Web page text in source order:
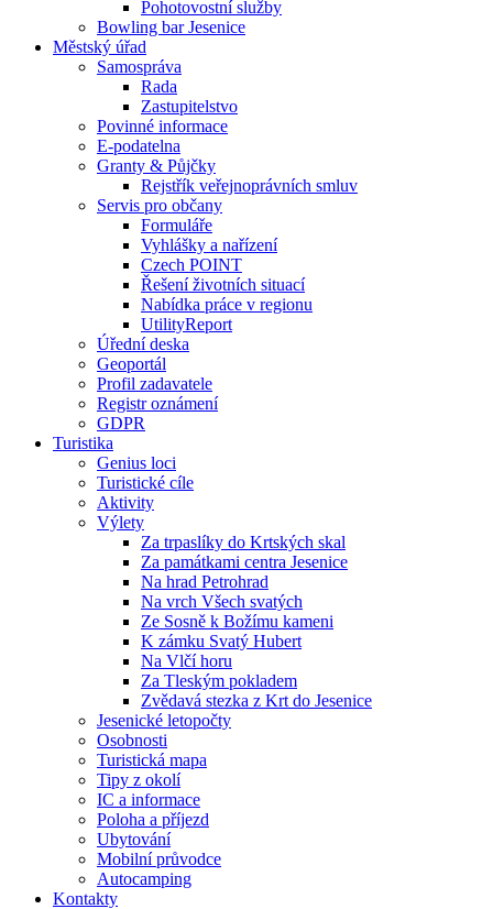
Pohotovostní služby
Bowling bar Jesenice
Městský úřad
Samospráva
Rada
Zastupitelstvo
Povinné informace
E-podatelna
Granty & Půjčky
Rejstřík veřejnoprávních smluv
Servis pro občany
Formuláře
Vyhlášky a nařízení
Czech POINT
Řešení životních situací
Nabídka práce v regionu
UtilityReport
Úřední deska
Geoportál
Profil zadavatele
Registr oznámení
GDPR
Turistika
Genius loci
Turistické cíle
Aktivity
Výlety
Za trpaslíky do Krtských skal
Za památkami centra Jesenice
Na hrad Petrohrad
Na vrch Všech svatých
Ze Sosně k Božímu kameni
K zámku Svatý Hubert
Na Vlčí horu
Za Tleským pokladem
Zvědavá stezka z Krt do Jesenice
Jesenické letopočty
Osobnosti
Turistická mapa
Tipy z okolí
IC a informace
Poloha a příjezd
Ubytování
Mobilní průvodce
Autocamping
Kontakty